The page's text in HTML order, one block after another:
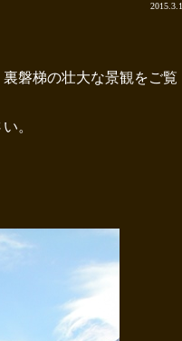
2015.3.1
磐梯の壮大な景観をご覧
。